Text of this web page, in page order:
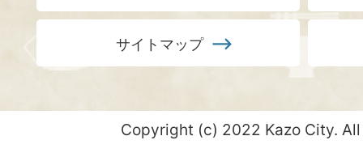
サイトマップ
Copyright (c) 2022 Kazo City.